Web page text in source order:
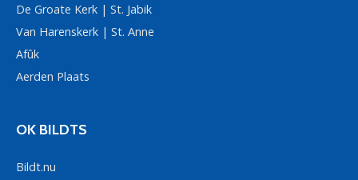
De Groate Kerk | St. Jabik
Van Harenskerk | St. Anne
Afûk
Aerden Plaats
OK BILDTS
Bildt.nu